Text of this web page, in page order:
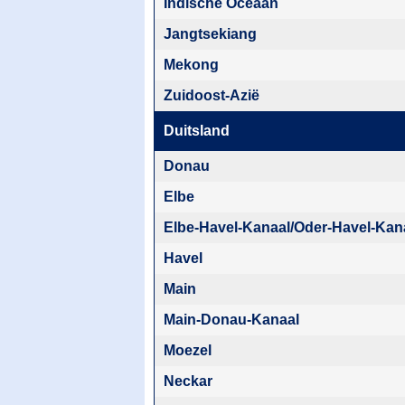
Indische Oceaan
Jangtsekiang
Mekong
Zuidoost-Azië
Duitsland
Donau
Elbe
Elbe-Havel-Kanaal/Oder-Havel-
Havel
Main
Main-Donau-Kanaal
Moezel
Neckar